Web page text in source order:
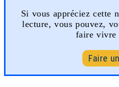
Si vous appréciez cette
lecture, vous pouvez,
faire vivre
Faire